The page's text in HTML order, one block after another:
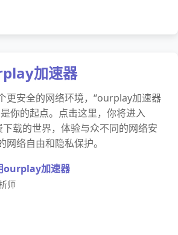
加速器
更安全的网络环境，“ourplay加速器
你的起点。点击这里，你将进入
载的世界，体验与众不同的网络安
络自由和隐私保护。
ourplay加速器
师